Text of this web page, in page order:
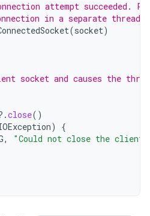
attempt succeeded.
in a separate thread.
(socket)
socket and causes the
close()
)
{
,
"Could not close the client